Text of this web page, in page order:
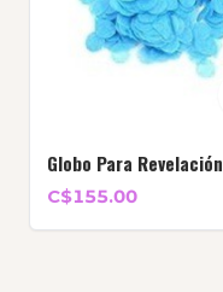
Globo Para
C$155.00